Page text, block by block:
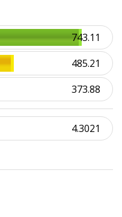
743.11
485.21
373.88
4.3021